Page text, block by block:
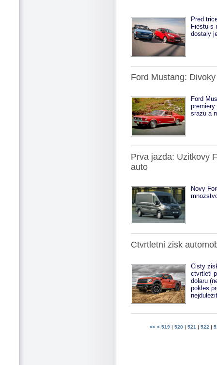
Pred
Fiestu s
dostaly
Ford Mustang:
Ford
srazu a
Prva jazda: Uzitkovy
auto
Novy
Ctvrtletni zisk
Cisty
ctvrtleti
dolaru
pokles
<< < 519| 520| 521| 522|